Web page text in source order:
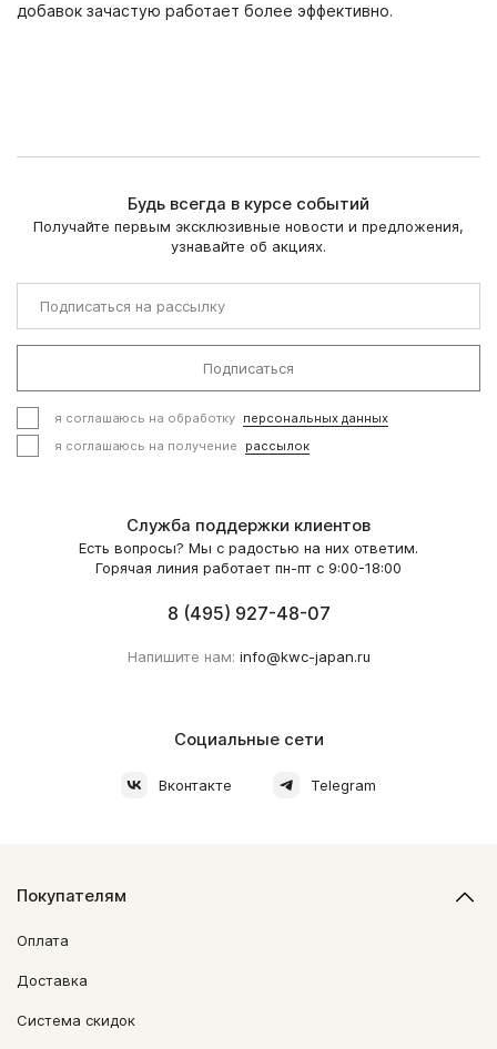
добавок зачастую работает более эффективно.
Будь всегда в курсе событий
Получайте первым эксклюзивные новости и предложения,
узнавайте об акциях.
Подписаться
я соглашаюсь на обработку персональных данных
я соглашаюсь на получение
рассылок
Служба поддержки клиентов
Есть вопросы? Мы с радостью на них ответим.
Горячая линия работает пн-пт с 9:00-18:00
8 (495) 927-48-07
Напишите нам: info@kwc-japan.ru
Социальные сети
Вконтакте Telegram
Покупателям
Оплата
Доставка
Система скидок